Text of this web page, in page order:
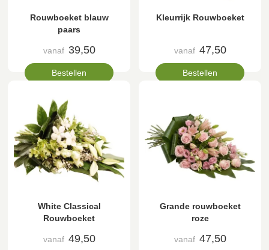
Rouwboeket blauw
paars
vanaf 39,50
Bestellen
Kleurrijk Rouwboeket
vanaf 47,50
Bestellen
White Classical
Rouwboeket
vanaf 49,50
Grande rouwboeket
roze
vanaf 47,50